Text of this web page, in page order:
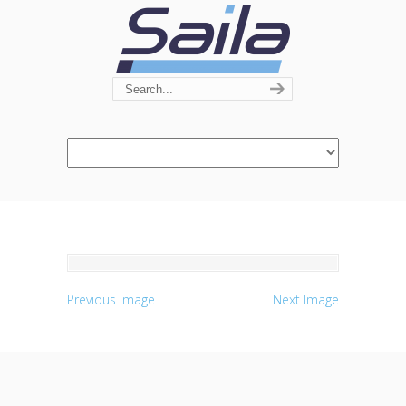
Previous Image Next Image